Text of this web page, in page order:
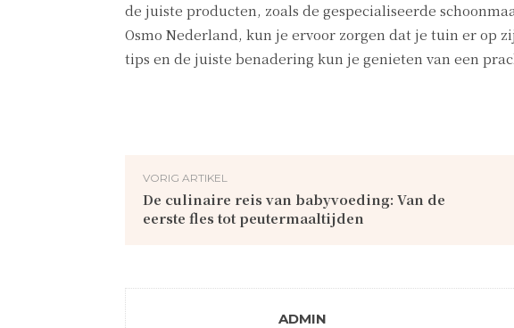
de juiste producten, zoals de gespecialiseerde
Osmo Nederland, kun je ervoor zorgen dat je tuin er op
tips en de juiste benadering kun je genieten van een
VORIG ARTIKEL
De culinaire reis van babyvoeding: Van de
eerste fles tot peutermaaltijden
ADMIN